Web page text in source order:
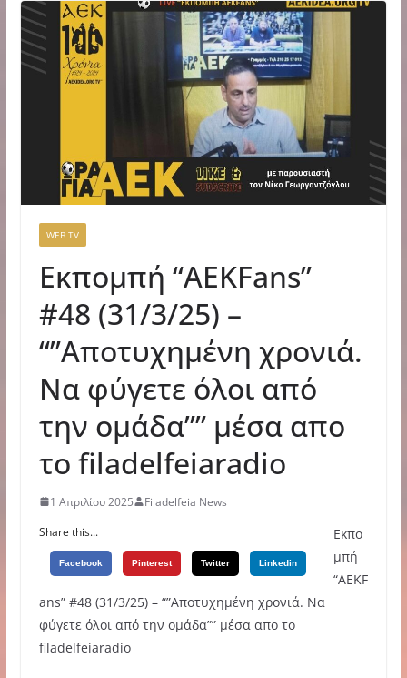
WEB TV
Εκπομπή “AEKFans”
#48 (31/3/25) –
“”Αποτυχημένη χρονιά.
Να φύγετε όλοι από
την ομάδα”” μέσα απο
το filadelfeiaradio
1 Απριλίου 2025
Filadelfeia News
Share this...
Facebook Pinterest Twitter Linkedin
Εκπο
μπή
“AEKF
ans” #48 (31/3/25) – “”Αποτυχημένη χρονιά. Να
φύγετε όλοι από την ομάδα”” μέσα απο το
filadelfeiaradio